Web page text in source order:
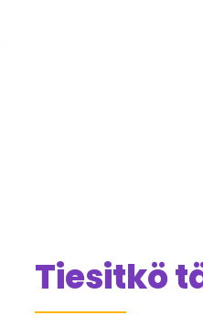
Tiesitkö